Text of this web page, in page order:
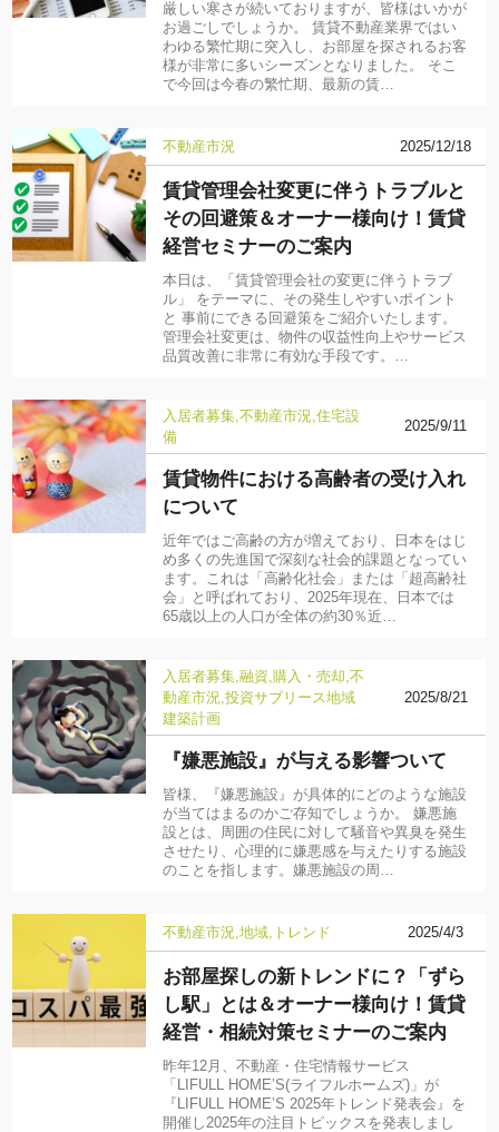
厳しい寒さが続いておりますが、皆様はいかが
お過ごしでしょうか。 賃貸不動産業界ではい
わゆる繁忙期に突入し、お部屋を探されるお客
様が非常に多いシーズンとなりました。 そこ
で今回は今春の繁忙期、最新の賃…
不動産市況 2025/12/18
賃貸管理会社変更に伴うトラブルと
その回避策＆オーナー様向け！賃貸
経営セミナーのご案内
本日は、「賃貸管理会社の変更に伴うトラブ
ル」 をテーマに、その発生しやすいポイント
と 事前にできる回避策をご紹介いたします。
管理会社変更は、物件の収益性向上やサービス
品質改善に非常に有効な手段です。…
入居者募集 不動産市況 住宅設
備
2025/9/11
賃貸物件における高齢者の受け入れ
について
近年ではご高齢の方が増えており、日本をはじ
め多くの先進国で深刻な社会的課題となってい
ます。これは「高齢化社会」または「超高齢社
会」と呼ばれており、2025年現在、日本では
65歳以上の人口が全体の約30％近…
入居者募集 融資 購入・売却 不
動産市況 投資サブリース地域
建築計画
2025/8/21
『嫌悪施設』が与える影響ついて
皆様、『嫌悪施設』が具体的にどのような施設
が当てはまるのかご存知でしょうか。 嫌悪施
設とは、周囲の住民に対して騒音や異臭を発生
させたり、心理的に嫌悪感を与えたりする施設
のことを指します。嫌悪施設の周…
不動産市況 地域 トレンド 2025/4/3
お部屋探しの新トレンドに？「ずら
し駅」とは＆オーナー様向け！賃貸
経営・相続対策セミナーのご案内
昨年12月、不動産・住宅情報サービス
「LIFULL HOME’S(ライフルホームズ)」が
『LIFULL HOME’S 2025年トレンド発表会』を
開催し2025年の注目トピックスを発表しまし